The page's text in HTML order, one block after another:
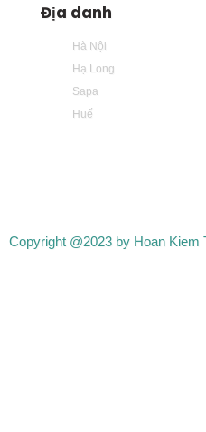
Địa danh
Hà Nội
Hạ Long
Sapa
Huế
Copyright @2023 by Hoan Kiem